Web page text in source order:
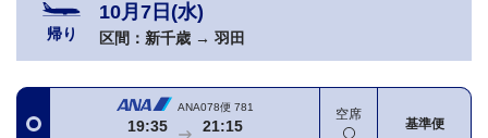
帰り
10月7日(水)
区間： 新千歳 → 羽田
ANA078便 781
19:35 21:15
空席
基準便